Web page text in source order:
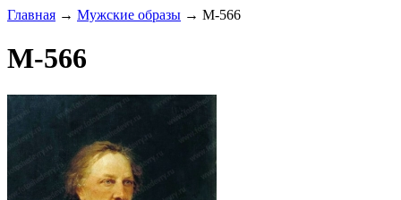
Главная → Мужские образы → M-566
M-566